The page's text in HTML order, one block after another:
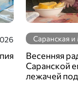
Саранская
Весенняя
Саранской
лежачей